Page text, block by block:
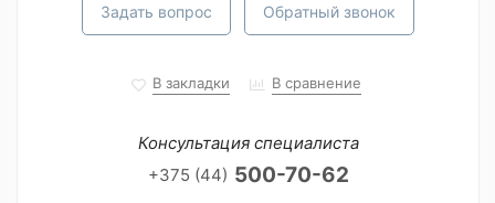
Задать вопрос Обратный звонок
В закладки В сравнение
Консультация специалиста
+375 (44) 500-70-62